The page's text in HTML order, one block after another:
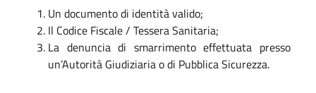
Un documento di identità valido;
Il Codice Fiscale / Tessera Sanitaria;
La denuncia di smarrimento effettuata presso
un’Autorità Giudiziaria o di Pubblica Sicurezza.